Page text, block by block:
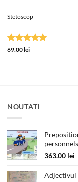
Stetoscop
Evaluat la
69.00lei
NOUTATI
363.00 lei
Adjectivul